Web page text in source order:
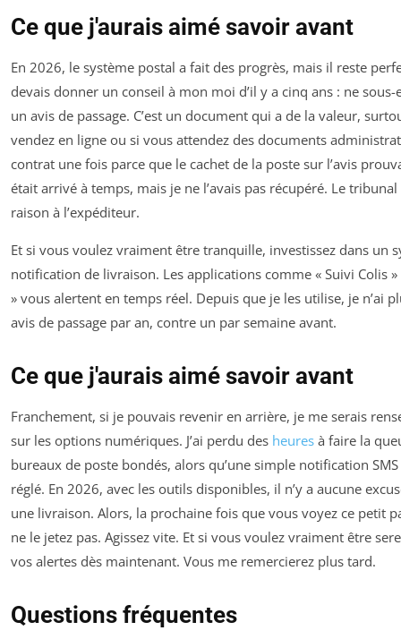
Ce que j'aurais aimé savoir avant
En 2026, le système postal a fait des progrès, mais il reste
devais donner un conseil à mon moi d’il y a cinq ans : ne
un avis de passage. C’est un document qui a de la valeur,
vendez en ligne ou si vous attendez des documents
contrat une fois parce que le cachet de la poste sur l’avis
était arrivé à temps, mais je ne l’avais pas récupéré. Le
raison à l’expéditeur.
Et si vous voulez vraiment être tranquille, investissez dans un
notification de livraison. Les applications comme « Suivi Colis »
» vous alertent en temps réel. Depuis que je les utilise, je n’ai
avis de passage par an, contre un par semaine avant.
Ce que j'aurais aimé savoir avant
Franchement, si je pouvais revenir en arrière, je me serais
sur les options numériques. J’ai perdu des heures à faire la
bureaux de poste bondés, alors qu’une simple notification
réglé. En 2026, avec les outils disponibles, il n’y a aucune
une livraison. Alors, la prochaine fois que vous voyez ce petit
ne le jetez pas. Agissez vite. Et si vous voulez vraiment être
vos alertes dès maintenant. Vous me remercierez plus tard.
Questions fréquentes